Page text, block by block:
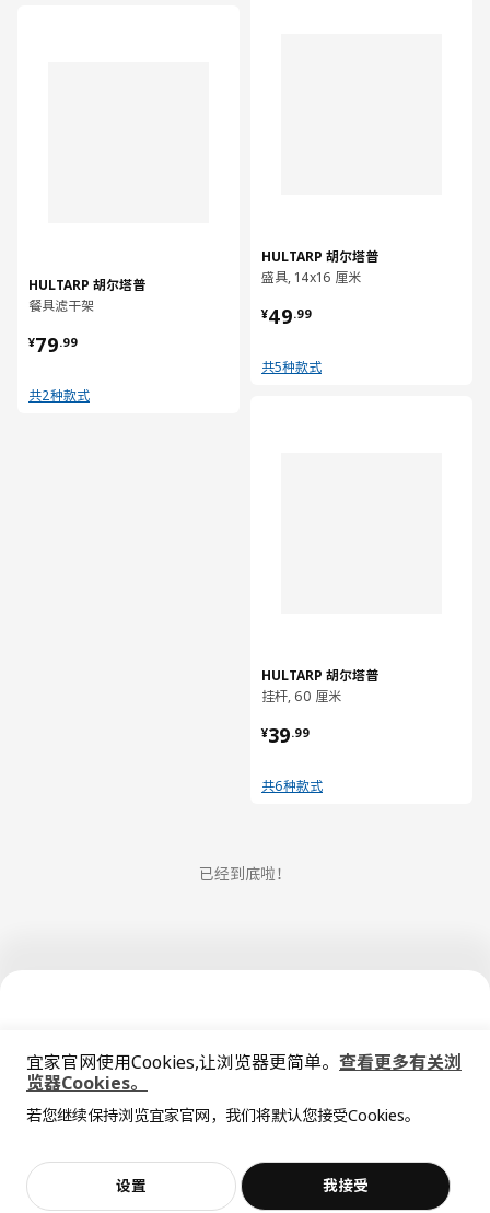
HULTARP 胡尔塔普
餐具滤干架
¥79.99
¥ 79.99
共2种款式
HULTARP 胡尔塔普
盛具, 14x16 厘米
¥49.99
¥ 49.99
共5种款式
HULTARP 胡尔塔普
挂杆, 60 厘米
¥39.99
¥ 39.99
共6种款式
已经到底啦！
中文 English
© Inter IKEA Systems B.V. 1999-2026
隐私政策
缺陷披露政策
使用条款
价格透明，设计专业，现货供应
不，谢谢 立即预约
宜家官网使用Cookies,让浏览器更简单。 查看更多有关浏
览器Cookies。
若您继续保持浏览宜家官网，我们将默认您接受Cookies。
设置 我接受